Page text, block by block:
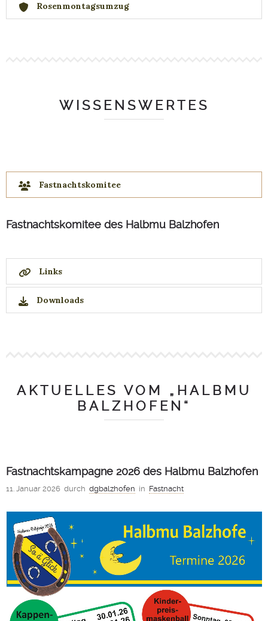
Rosenmontagsumzug
WISSENSWERTES
Fastnachtskomitee
Fastnachtskomitee des Halbmu Balzhofen
Links
Downloads
AKTUELLES VOM „HALBMU
BALZHOFEN“
Fastnachtskampagne 2026 des Halbmu Balzhofen
11. Januar 2026 durch dgbalzhofen in Fastnacht